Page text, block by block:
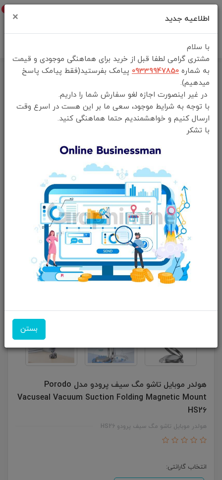
خانه
فهرست محصولات
Suction Folding Magnetic Mount HS26
هولدر موبایل تاشو مگ سیف پرودو مدل Porodo
Vacuseal Vacuum Suction Folding Magnetic Mount
HS26
هولدر موبایل تاشو مگ سیف پرودو HS26
انتخاب گارانتی:
اطلاعیه جدید ×
با سلام
مشتری گرامی لطفا قبل از خرید برای هماهنگی موجودی و قیمت
به شماره 09339947850 پیامک بفرستید(فقط پیامک پاسخ
میدهیم).
در غیر اینصورت اجازه لغو سفارش شما را داریم.
با توجه به شرایط موجود، سعی ما بر این هست در اسرع وقت
ارسال کنیم و خواهشمندیم حتما هماهنگی کنید.
با تشکر
بستن